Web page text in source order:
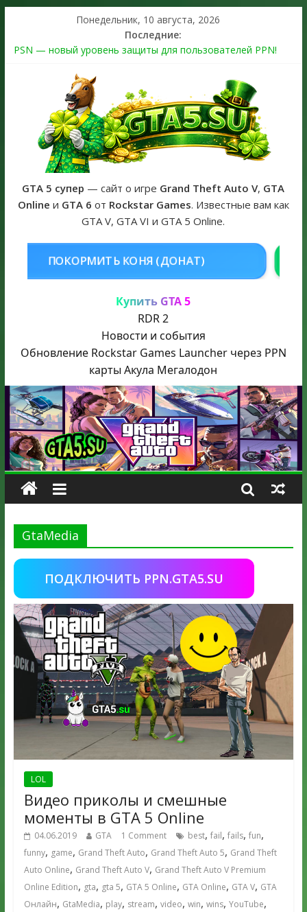
Понедельник, 10 августа, 2026
Последние:
PSN — новый уровень защиты для пользователей PPN!
The Kortz Center Heist выйдет в GTA Online уже 14 июля
Регистрация в Rockstar Games Social Club ошибка #1.500.7:
как зарегистрировать аккаунт и войти без проблем в 2026
Получайте особые награды в GTA Online по программе
Fine Art Collector
GTA 6 официальная обложка игры и Предзаказ Grand Theft
Auto VI
GTA 5 супер — сайт о игре Grand Theft Auto V, GTA
Online и GTA 6 от Rockstar Games. Известные вам как
GTA V, GTA VI и GTA 5 Online.
(ДОНАТ) КУПИТЬ GTA 5
Купить GTA 5
RDR 2
Новости и события
Обновление Rockstar Games Launcher через PPN
карты Акула Мегалодон
GtaMedia
ПОДКЛЮЧИТЬ PPN.GTA5.SU
LOL
Видео приколы и смешные
моменты в GTA 5 Online
04.06.2019 GTA 1 Comment best, fail, fails, fun,
funny, game, Grand Theft Auto, Grand Theft Auto 5, Grand Theft
Auto Online, Grand Theft Auto V, Grand Theft Auto V Premium
Online Edition, gta, gta 5, GTA 5 Online, GTA Online, GTA V, GTA
Онлайн, GtaMedia, play, stream, video, win, wins, YouTube,